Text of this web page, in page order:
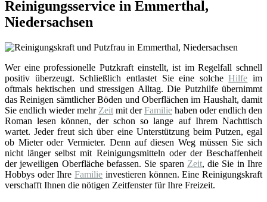
Reinigungsservice in Emmerthal,
Niedersachsen
Wer eine professionelle Putzkraft einstellt, ist im Regelfall schnell
positiv überzeugt. Schließlich entlastet Sie eine solcheHilfe im
oftmals hektischen und stressigen Alltag. Die Putzhilfe übernimmt
das Reinigen sämtlicher Böden und Oberflächen im Haushalt, damit
Sie endlich wieder mehr Zeit mit derFamilie haben oder endlich den
Roman lesen können, der schon so lange auf Ihrem Nachttisch
wartet. Jeder freut sich über eine Unterstützung beim Putzen, egal
ob Mieter oder Vermieter. Denn auf diesen Weg müssen Sie sich
nicht länger selbst mit Reinigungsmitteln oder der Beschaffenheit
der jeweiligen Oberfläche befassen. Sie sparen Zeit, die Sie in Ihre
Hobbys oder IhreFamilie investieren können. Eine Reinigungskraft
verschafft Ihnen die nötigen Zeitfenster für Ihre Freizeit.